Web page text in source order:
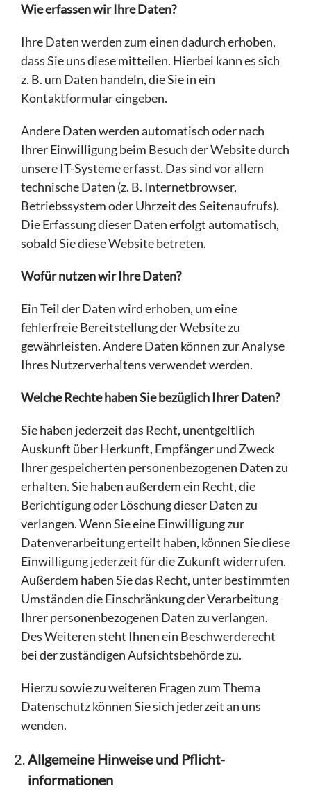
Wie erfassen wir Ihre Daten?
Ihre Daten werden zum einen dadurch erhoben,
dass Sie uns diese mitteilen. Hierbei kann es sich
z. B. um Daten handeln, die Sie in ein
Kontaktformular eingeben.
Andere Daten werden automatisch oder nach
Ihrer Einwilligung beim Besuch der Website durch
unsere IT-Systeme erfasst. Das sind vor allem
technische Daten (z. B. Internetbrowser,
Betriebssystem oder Uhrzeit des Seitenaufrufs).
Die Erfassung dieser Daten erfolgt automatisch,
sobald Sie diese Website betreten.
Wofür nutzen wir Ihre Daten?
Ein Teil der Daten wird erhoben, um eine
fehlerfreie Bereitstellung der Website zu
gewährleisten. Andere Daten können zur Analyse
Ihres Nutzerverhaltens verwendet werden.
Welche Rechte haben Sie bezüglich Ihrer Daten?
Sie haben jederzeit das Recht, unentgeltlich
Auskunft über Herkunft, Empfänger und Zweck
Ihrer gespeicherten personenbezogenen Daten zu
erhalten. Sie haben außerdem ein Recht, die
Berichtigung oder Löschung dieser Daten zu
verlangen. Wenn Sie eine Einwilligung zur
Datenverarbeitung erteilt haben, können Sie diese
Einwilligung jederzeit für die Zukunft widerrufen.
Außerdem haben Sie das Recht, unter bestimmten
Umständen die Einschränkung der Verarbeitung
Ihrer personenbezogenen Daten zu verlangen.
Des Weiteren steht Ihnen ein Beschwerderecht
bei der zuständigen Aufsichtsbehörde zu.
Hierzu sowie zu weiteren Fragen zum Thema
Datenschutz können Sie sich jederzeit an uns
wenden.
Allgemeine Hinweise und Pflicht­
informationen